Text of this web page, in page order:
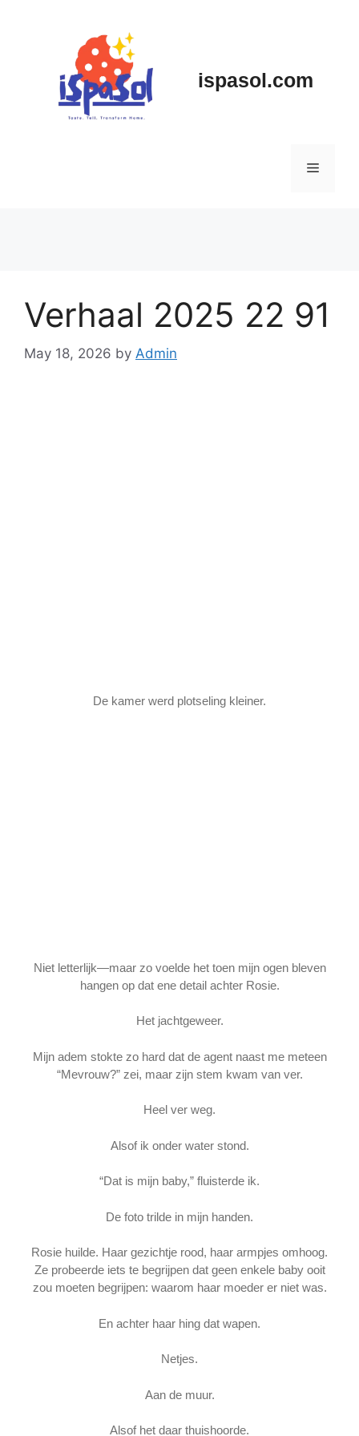
ispasol.com
Menu
Verhaal 2025 22 91
May 18, 2026 by Admin
De kamer werd plotseling kleiner.
Niet letterlijk—maar zo voelde het toen mijn ogen bleven
hangen op dat ene detail achter Rosie.
Het jachtgeweer.
Mijn adem stokte zo hard dat de agent naast me meteen
“Mevrouw?” zei, maar zijn stem kwam van ver.
Heel ver weg.
Alsof ik onder water stond.
“Dat is mijn baby,” fluisterde ik.
De foto trilde in mijn handen.
Rosie huilde. Haar gezichtje rood, haar armpjes omhoog.
Ze probeerde iets te begrijpen dat geen enkele baby ooit
zou moeten begrijpen: waarom haar moeder er niet was.
En achter haar hing dat wapen.
Netjes.
Aan de muur.
Alsof het daar thuishoorde.